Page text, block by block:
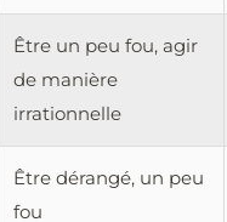
Être un peu fou, agir
de manière
irrationnelle
Être dérangé, un peu
fou